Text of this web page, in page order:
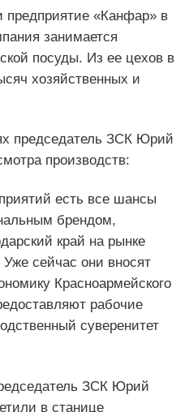
предприятие «Канфар» в
занимается
посуды. Из ее цехов в
хозяйственных и
председатель ЗСК Юрий
производств:
есть все шансы
брендом,
край на рынке
Уже сейчас они вносят
Красноармейского
рабочие
суверенитет
ЗСК Юрий
в станице